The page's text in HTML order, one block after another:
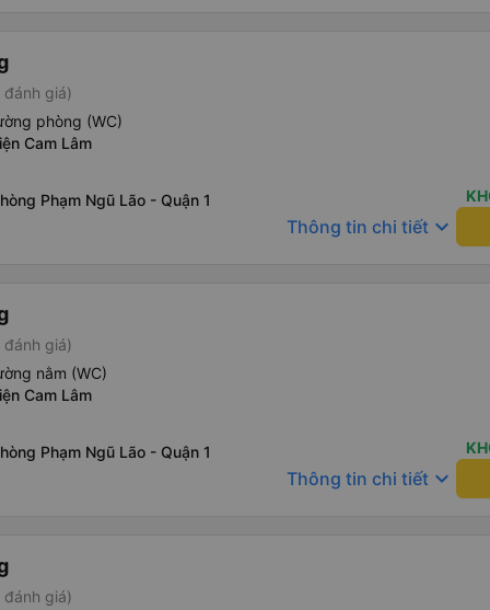
đánh giá)
phòng (WC)
Cam Lâm
Phạm Ngũ Lão - Quận 1
Thông tin chi tiết keyboard_arrow_down
đánh giá)
nằm (WC)
Cam Lâm
Phạm Ngũ Lão - Quận 1
Thông tin chi tiết keyboard_arrow_down
đánh giá)